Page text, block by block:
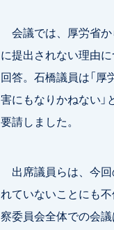
会議では、厚労省
に提出されない理由
回答。石橋議員は「
害にもなりかねない
要請しました。
出席議員らは、今
れていないことにも
察委員会全体での会